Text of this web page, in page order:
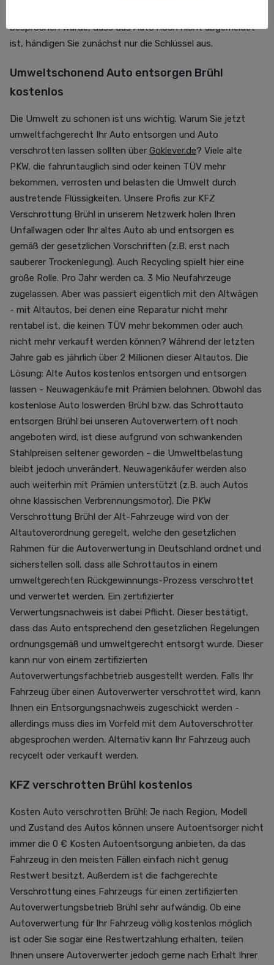
besprochen wurde, dass das Auto noch nicht abgemeldet
ist, händigen Sie zunächst nur die Schlüssel aus.
Umweltschonend Auto entsorgen Brühl
kostenlos
Die Umwelt zu schonen ist uns wichtig. Warum Sie jetzt
umweltfachgerecht Ihr Auto entsorgen und Auto
verschrotten lassen sollten über Goklever.de? Viele alte
PKW, die fahruntauglich sind oder keinen TÜV mehr
bekommen, verrosten und belasten die Umwelt durch
austretende Flüssigkeiten. Unsere Profis zur KFZ
Verschrottung Brühl in unserem Netzwerk holen Ihren
Unfallwagen oder Ihr altes Auto ab und entsorgen es
gemäß der gesetzlichen Vorschriften (z.B. erst nach
sauberer Trockenlegung). Auch Recycling spielt hier eine
große Rolle. Pro Jahr werden ca. 3 Mio Neufahrzeuge
zugelassen. Aber was passiert eigentlich mit den Altwägen
- mit Altautos, bei denen eine Reparatur nicht mehr
rentabel ist, die keinen TÜV mehr bekommen oder auch
nicht mehr verkauft werden können? Während der letzten
Jahre gab es jährlich über 2 Millionen dieser Altautos. Die
Lösung: Alte Autos kostenlos entsorgen und entsorgen
lassen - Neuwagenkäufe mit Prämien belohnen. Obwohl das
kostenlose Auto loswerden Brühl bzw. das Schrottauto
entsorgen Brühl bei unseren Autoverwertern oft noch
angeboten wird, ist diese aufgrund von schwankenden
Stahlpreisen seltener geworden - die Umweltbelastung
bleibt jedoch unverändert. Neuwagenkäufer werden also
auch weiterhin mit Prämien unterstützt (z.B. auch Autos
ohne klassischen Verbrennungsmotor). Die PKW
Verschrottung Brühl der Alt-Fahrzeuge wird von der
Altautoverordnung geregelt, welche den gesetzlichen
Rahmen für die Autoverwertung in Deutschland ordnet und
sicherstellen soll, dass alle Schrottautos in einem
umweltgerechten Rückgewinnungs-Prozess verschrottet
und verwertet werden. Ein zertifizierter
Verwertungsnachweis ist dabei Pflicht. Dieser bestätigt,
dass das Auto entsprechend den gesetzlichen Regelungen
ordnungsgemäß und umweltgerecht entsorgt wurde. Dieser
kann nur von einem zertifizierten
Autoverwertungsfachbetrieb ausgestellt werden. Falls Ihr
Fahrzeug über einen Autoverwerter verschrottet wird, kann
Ihnen ein Entsorgungsnachweis zugeschickt werden -
allerdings muss dies im Vorfeld mit dem Autoverschrotter
abgesprochen werden. Alternativ kann Ihr Fahrzeug auch
recycelt oder verkauft werden.
KFZ verschrotten Brühl kostenlos
Kosten Auto verschrotten Brühl: Je nach Region, Modell
und Zustand des Autos können unsere Autoentsorger nicht
immer die 0 € Kosten Autoentsorgung anbieten, da das
Fahrzeug in den meisten Fällen einfach nicht genug
Restwert besitzt. Außerdem ist die fachgerechte
Verschrottung eines Fahrzeugs für einen zertifizierten
Autoverwertungsbetrieb Brühl sehr aufwändig. Ob eine
Autoverwertung für Ihr Fahrzeug völlig kostenlos möglich
ist oder Sie sogar eine Restwertzahlung erhalten, teilen
Ihnen unsere Autoverwerter jedoch gerne nach Erhalt Ihrer